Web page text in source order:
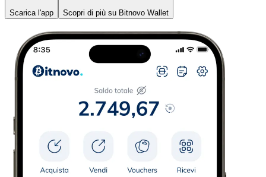
Scarica l'app Scopri di più su Bitnovo Wallet